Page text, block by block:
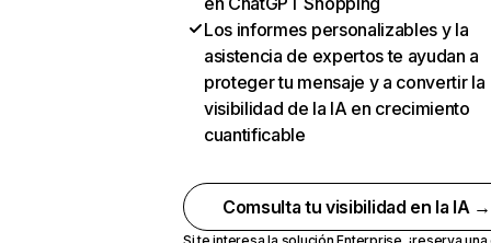
Los informes personalizables y la
asistencia de expertos te ayudan a
proteger tu mensaje y a convertir la
visibilidad de la IA en crecimiento
cuantificable
Comsulta tu visibilidad en la IA →